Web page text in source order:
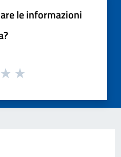
le informazioni